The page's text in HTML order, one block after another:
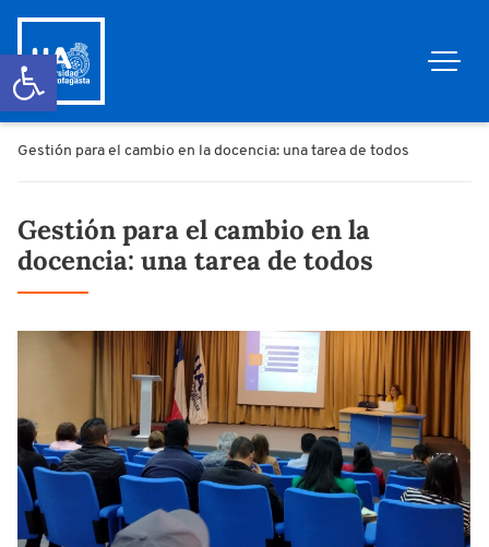
Abrir barra de herramientas
Gestión para el cambio en la docencia: una tarea de todos
Gestión para el cambio en la
docencia: una tarea de todos